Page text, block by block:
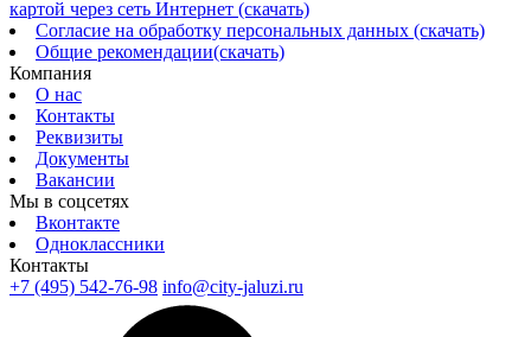
картой через сеть Интернет (скачать)
Согласие на обработку персональных данных (скачать)
Общие рекомендации(скачать)
Компания
О нас
Контакты
Реквизиты
Документы
Вакансии
Мы в соцсетях
Вконтакте
Одноклассники
Контакты
+7 (495) 542-76-98 info@city-jaluzi.ru